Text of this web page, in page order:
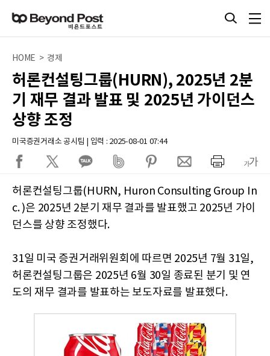
HOME > 경제
허론컨설팅그룹(HURN), 2025년 2분
기 재무 결과 발표 및 2025년 가이던스
상향 조정
미국증권거래소 공시팀 | 입력 : 2025-08-01 07:44
허론컨설팅그룹(HURN, Huron Consulting Group In
c. )은 2025년 2분기 재무 결과를 발표했고 2025년 가이
던스를 상향 조정했다.
31일 미국 증권거래위원회에 따르면 2025년 7월 31일,
허론컨설팅그룹은 2025년 6월 30일 종료된 분기 및 연
도의 재무 결과를 발표하는 보도자료를 발표했다.